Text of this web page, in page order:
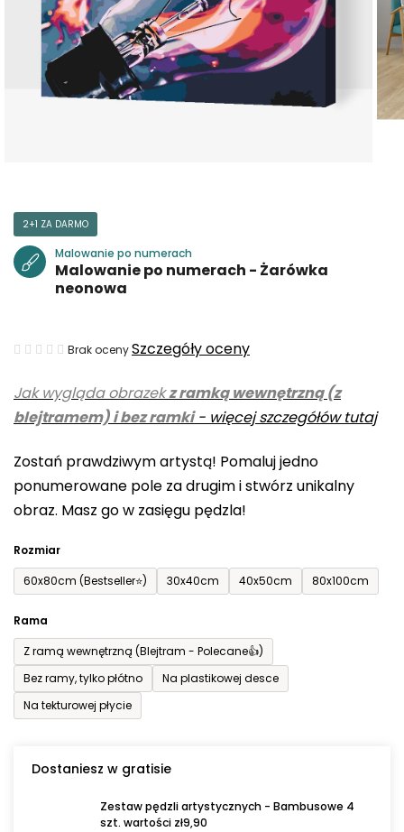
Jak wygląda obrazekz ramką wewnętrzną (z
blejtramem) i bez ramki- więcej szczegółów tutaj
Zostań prawdziwym artystą! Pomaluj jedno
ponumerowane pole za drugim i stwórz unikalny
obraz. Masz go w zasięgu pędzla!
Rozmiar
60x80cm (Bestseller⭐)
30x40cm 40x50cm 80x100cm
Rama
Z ramą wewnętrzną (Blejtram - Polecane👍)
Bez ramy, tylko płótno
Na plastikowej desce
Na tekturowej płycie
Dostaniesz w gratisie
Zestaw pędzli artystycznych - Bambusowe 4
szt. wartości zł9,90
2+1 ZA DARMO
Malowanie po numerach
Malowanie po numerach - Żarówka
neonowa
Średnia
produktu
wynosi
na
5
gwiazdek.
Brak ocenySzczegóły oceny